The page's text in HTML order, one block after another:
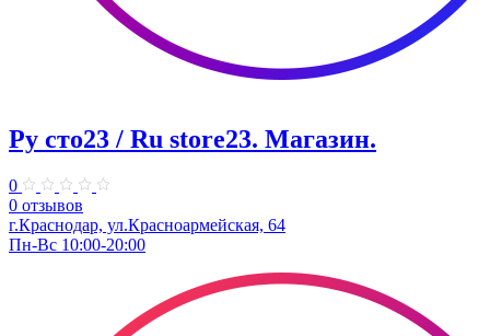
Ру сто23 / Ru store23. Магазин.
0
0 отзывов
г.Краснодар, ул.Красноармейская, 64
Пн-Вс 10:00-20:00